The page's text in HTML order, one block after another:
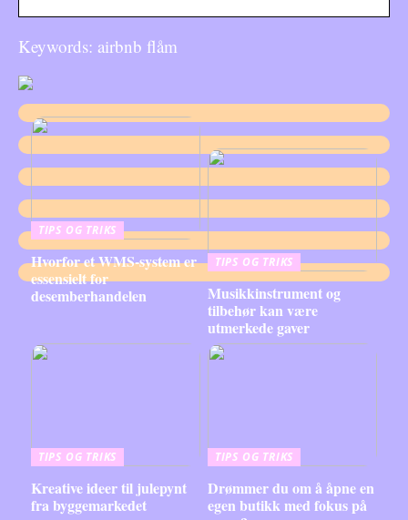
Keywords: airbnb flåm
TIPS OG TRIKS
Hvorfor et WMS-system er
essensielt for
desemberhandelen
TIPS OG TRIKS
Musikkinstrument og
tilbehør kan være
utmerkede gaver
TIPS OG TRIKS
Kreative ideer til julepynt
fra byggemarkedet
TIPS OG TRIKS
Drømmer du om å åpne en
egen butikk med fokus på